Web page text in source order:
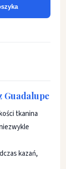
Guadalupe
tkanina
kazań,